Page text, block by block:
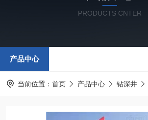
PRODUCTS CNTER
产品中心
当前位置： 首页 产品中心 钻深井